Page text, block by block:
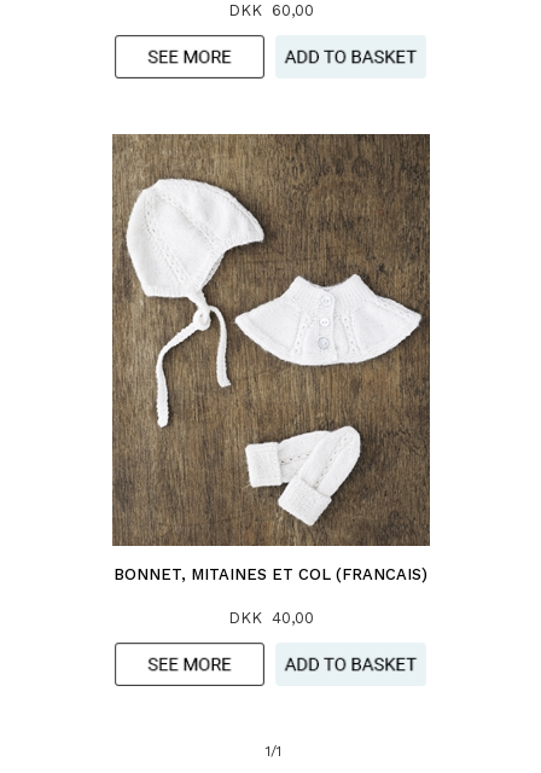
DKK 60,00
BONNET, MITAINES ET COL (FRANCAIS)
DKK 40,00
1/1